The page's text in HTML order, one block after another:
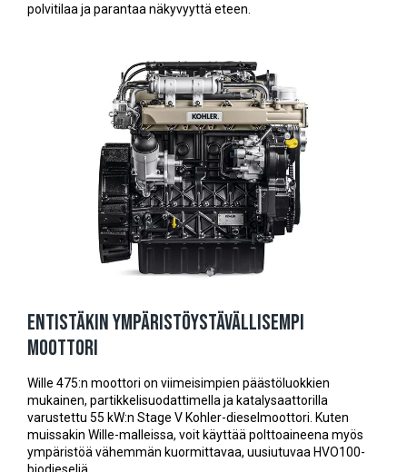
polvitilaa ja parantaa näkyvyyttä eteen.
Entistäkin ympäristöystävällisempi
moottori
Wille 475:n moottori on viimeisimpien päästöluokkien
mukainen, partikkelisuodattimella ja katalysaattorilla
varustettu 55 kW:n Stage V Kohler-dieselmoottori. Kuten
muissakin Wille-malleissa, voit käyttää polttoaineena myös
ympäristöä vähemmän kuormittavaa, uusiutuvaa HVO100-